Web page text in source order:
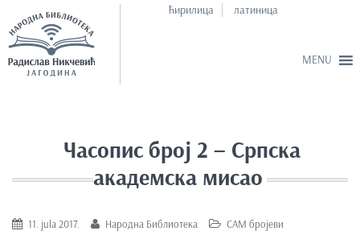
ћирилица латиница
Часопис број 2 – Српска
академска мисао
11. jula 2017. Народна Библиотека САМ бројеви